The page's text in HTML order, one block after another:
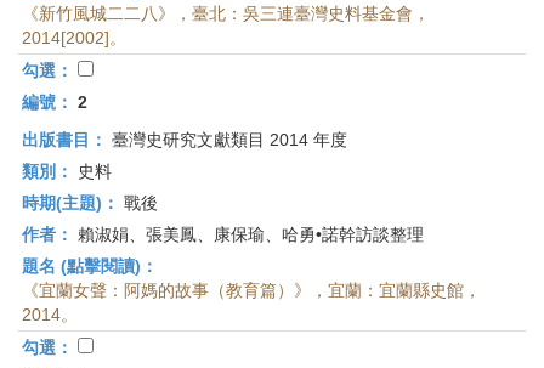
《新竹風城二二八》，臺北：吳三連臺灣史料基金會，
2014[2002]。
勾選：
編號： 2
出版書目： 臺灣史研究文獻類目 2014 年度
類別：
史料
時期(主題)： 戰後
作者：
賴淑娟、張美鳳、康保瑜、哈勇•諾幹訪談整理
題名 (點擊閱讀)：
《宜蘭女聲：阿媽的故事（教育篇）》，宜蘭：宜蘭縣史館，
2014。
勾選：